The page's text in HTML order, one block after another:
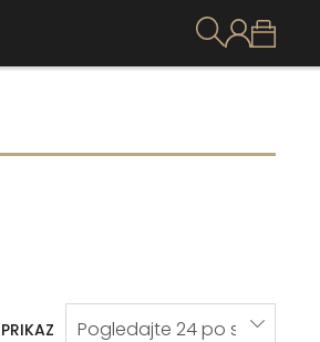
PRIKAZ